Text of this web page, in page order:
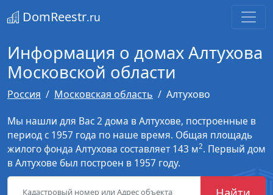
DomReestr.ru
Информация о домах Алтухова
Московской области
Россия Московская область
Алтухово
Мы нашли для Вас 2 дома в Алтухове, построенные в
период с 1957 года по наше время. Общая площадь
жилого фонда Алтухова составляет 143 м2. Первый дом
в Алтухове был построен в 1957 году.